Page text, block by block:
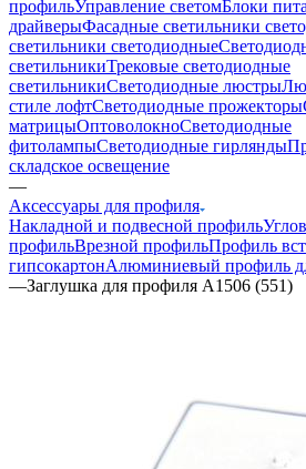
профильУправление светомБлоки
драйверыФасадные светильники
светильники светодиодные
светильникиТрековые светодиодные
светильникиСветодиодные люстры
стиле лофтСветодиодные прожекторы
матрицыОптоволокноСветодиодные
фитолампыСветодиодные гирлянды
складское освещение
—
Аксессуары для профиля
Накладной и подвесной профиль
профильВрезной профильПрофиль
гипсокартонАлюминиевый профиль
—Заглушка для профиля A1506 (551)